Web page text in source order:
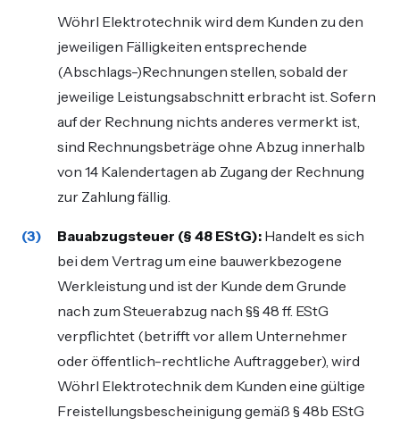
Wöhrl Elektrotechnik wird dem Kunden zu den
jeweiligen Fälligkeiten entsprechende
(Abschlags-)Rechnungen stellen, sobald der
jeweilige Leistungsabschnitt erbracht ist. Sofern
auf der Rechnung nichts anderes vermerkt ist,
sind Rechnungsbeträge ohne Abzug innerhalb
von 14 Kalendertagen ab Zugang der Rechnung
zur Zahlung fällig.
Bauabzugsteuer (§ 48 EStG): Handelt es sich
bei dem Vertrag um eine bauwerkbezogene
Werkleistung und ist der Kunde dem Grunde
nach zum Steuerabzug nach §§ 48 ff. EStG
verpflichtet (betrifft vor allem Unternehmer
oder öffentlich-rechtliche Auftraggeber), wird
Wöhrl Elektrotechnik dem Kunden eine gültige
Freistellungsbescheinigung gemäß § 48b EStG